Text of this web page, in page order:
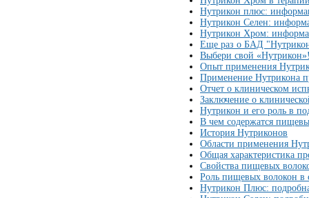
Нутрикон плюс:
Нутрикон Селен:
Нутрикон Хром:
Еще раз о БАД
Выбери свой
Опыт применения
Применение Нутрикона
Отчет о клиническом
Заключение о
Нутрикон и его роль в
В чем содержатся
История Нутриконов
Области применения
Общая характеристика
Свойства пищевых
Роль пищевых волокон в
Нутрикон Плюс: